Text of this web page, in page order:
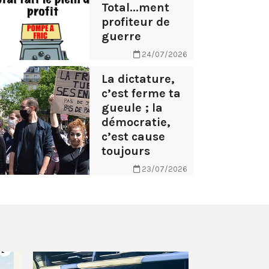
Total...ment
profiteur de
guerre
24/07/2026
La dictature,
c’est ferme ta
gueule ; la
démocratie,
c’est cause
toujours
23/07/2026